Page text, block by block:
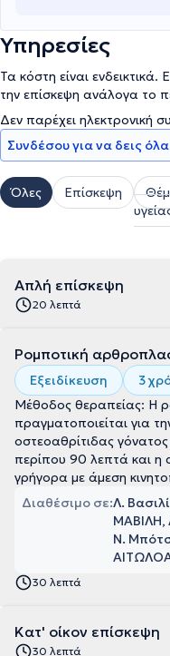
Υπηρεσίες
Τα κόστη είναι
την επίσκεψη ανάλογα το
Δεν παρέχει ηλεκτρονική
Συνδέσου για να δεις
Όλες Επίσκεψη
Απλή επίσκεψη
20 λεπτά
Ρομποτική
Εξειδίκευση
3
Μέθοδος θεραπείας: Η
πραγματοποιείται για
οστεοαθρίτιδας
περίπου 90 λεπτά και η
γρήγορα με άμεση
Διαθέσιμο σε:Λ.
ΜΑΒΙΛΗ,
Ν.
30 λεπτά
Κατ' οίκον επίσκεψη
30 λεπτά